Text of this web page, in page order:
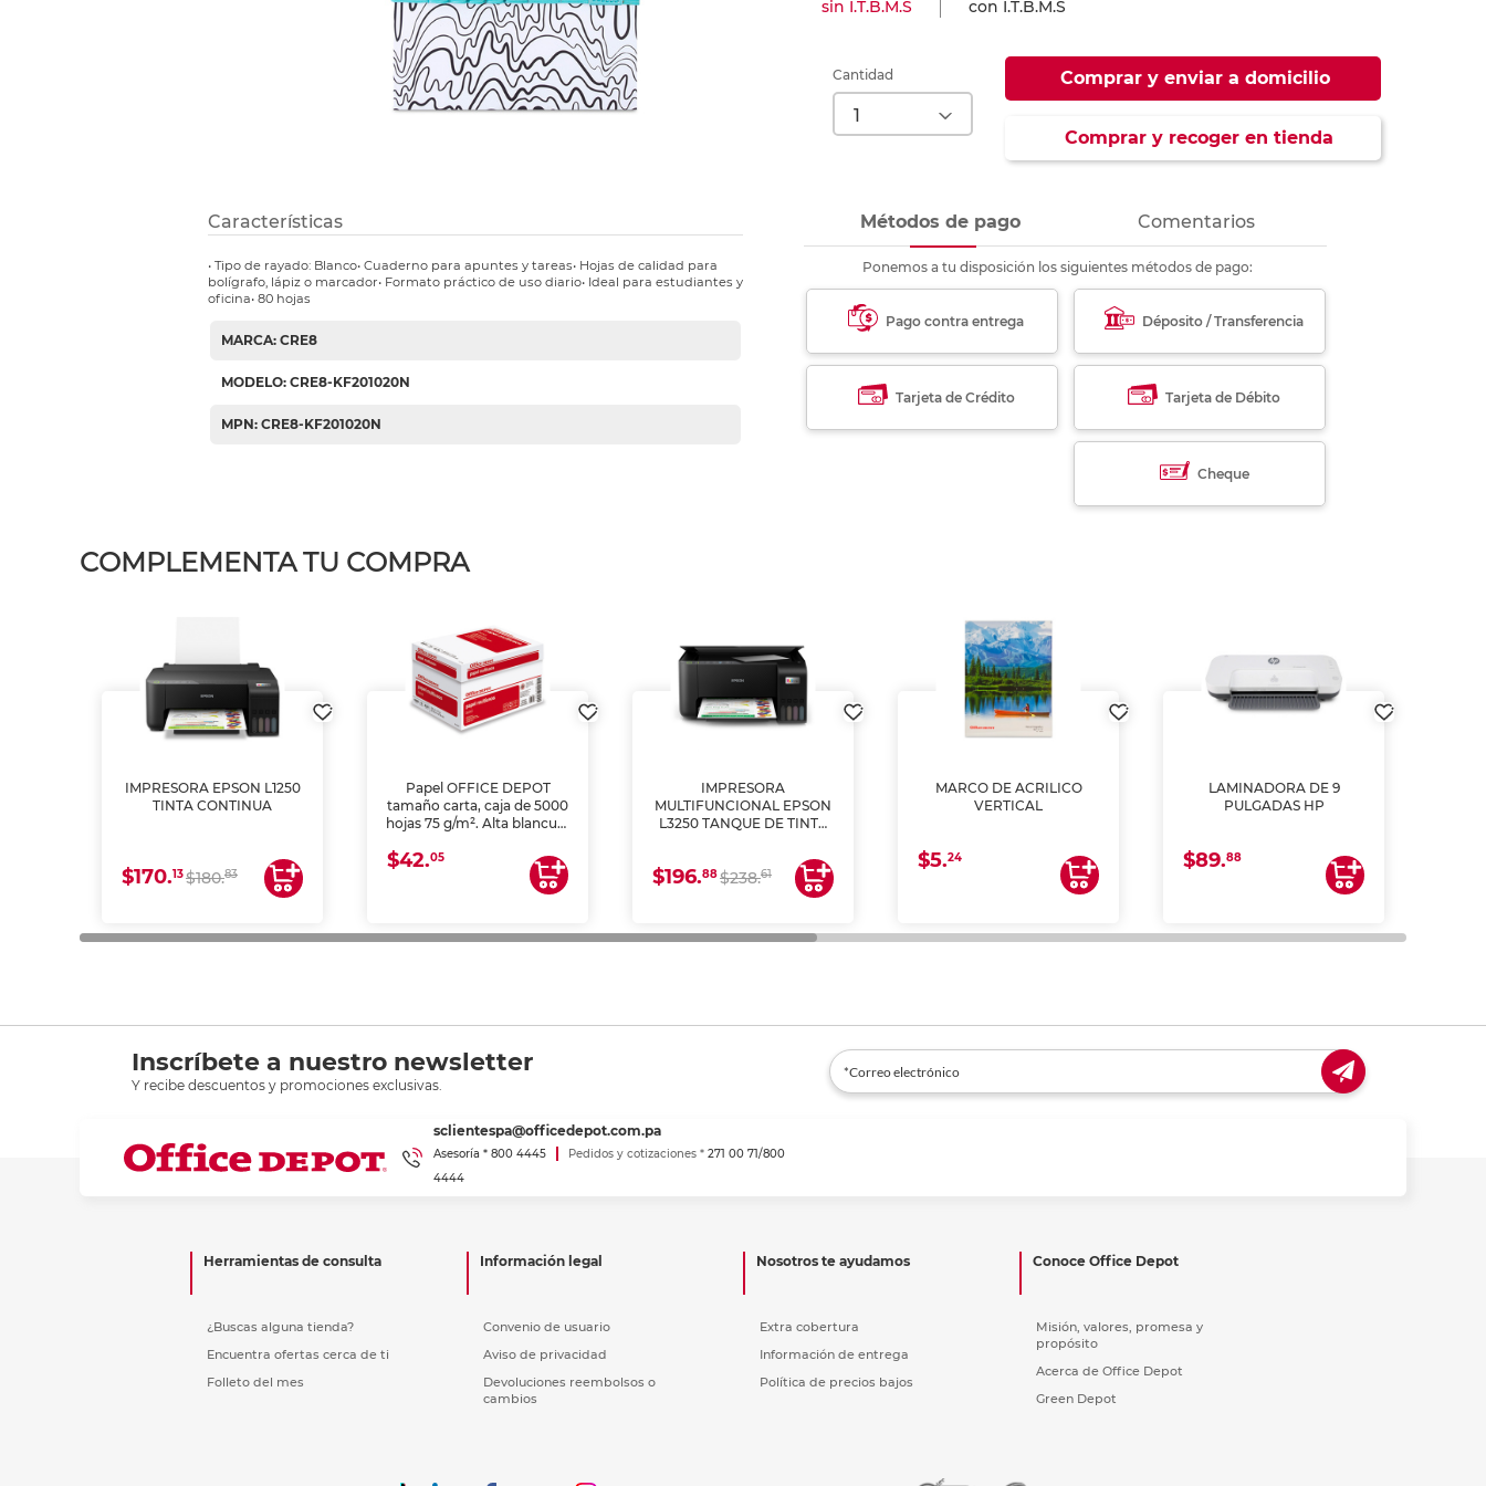
Ver más
Ver más
Ver más
Etiquetas inkjet y láser
Refuerzos para carpeta
Ver más
Ver más
Ver más
Ver más
sin I.T.B.M.S con I.T.B.M.S
Cantidad Comprar y enviar a domicilio
Comprar y recoger en tienda
Características
• Tipo de rayado: Blanco• Cuaderno para apuntes y tareas• Hojas de calidad para
bolígrafo, lápiz o marcador• Formato práctico de uso diario• Ideal para estudiantes y
oficina• 80 hojas
MARCA: CRE8
MODELO: CRE8-KF201020N
MPN: CRE8-KF201020N
Métodos de pago Comentarios
Ponemos a tu disposición los siguientes métodos de pago:
Pago contra entrega Déposito / Transferencia
Tarjeta de Crédito Tarjeta de Débito
Cheque
COMPLEMENTA TU COMPRA
IMPRESORA EPSON L1250
TINTA CONTINUA
$170.13$180.83
Papel OFFICE DEPOT
tamaño carta, caja de 5000
hojas 75 g/m². Alta blancura
láser e inkjet. Ideal para
impresión de alto volumen
en oficinas y negocios.
$42.05
IMPRESORA
MULTIFUNCIONAL EPSON
L3250 TANQUE DE TINTA
$196.88$238.61
MARCO DE ACRILICO
VERTICAL
$5.24
LAMINADORA DE 9
PULGADAS HP
$89.88
Inscríbete a nuestro newsletter
Y recibe descuentos y promociones exclusivas.
sclientespa@officedepot.com.pa
Asesoría * 800 4445 Pedidos y cotizaciones * 271 00 71/800
4444
Herramientas de consulta
¿Buscas alguna tienda?
Encuentra ofertas cerca de ti
Folleto del mes
Información legal
Convenio de usuario
Aviso de privacidad
Devoluciones reembolsos o
cambios
Nosotros te ayudamos
Extra cobertura
Información de entrega
Política de precios bajos
Conoce Office Depot
Misión, valores, promesa y
propósito
Acerca de Office Depot
Green Depot